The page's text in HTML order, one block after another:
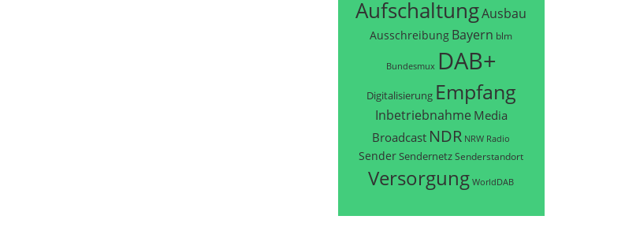
AufschaltungAusbau
Ausschreibung Bayern blm
Bundesmux DAB+
Digitalisierung Empfang
Inbetriebnahme Media
Broadcast NDR NRW Radio
SenderSendernetzSenderstandort
Versorgung WorldDAB